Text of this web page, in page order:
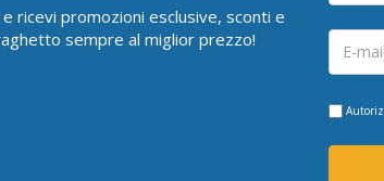
ricevi promozioni esclusive, sconti e
sempre al miglior prezzo!